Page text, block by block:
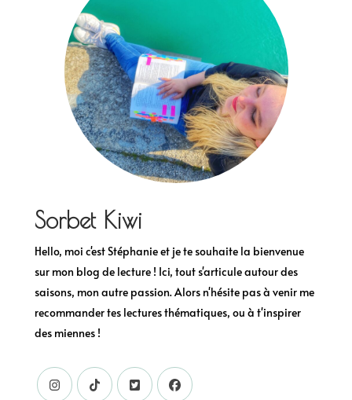
Sorbet Kiwi
Hello, moi c'est Stéphanie et je te souhaite la bienvenue
sur mon blog de lecture ! Ici, tout s'articule autour des
saisons, mon autre passion. Alors n'hésite pas à venir me
recommander tes lectures thématiques, ou à t'inspirer
des miennes !